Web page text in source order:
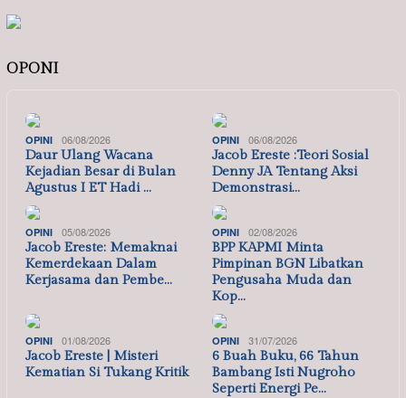
OPONI
OPINI 06/08/2026
Daur Ulang Wacana
Kejadian Besar di Bulan
Agustus I ET Hadi …
OPINI 06/08/2026
Jacob Ereste :Teori Sosial
Denny JA Tentang Aksi
Demonstrasi…
OPINI 05/08/2026
Jacob Ereste: Memaknai
Kemerdekaan Dalam
Kerjasama dan Pembe…
OPINI 02/08/2026
BPP KAPMI Minta
Pimpinan BGN Libatkan
Pengusaha Muda dan
Kop…
OPINI 01/08/2026
Jacob Ereste | Misteri
Kematian Si Tukang Kritik
OPINI 31/07/2026
6 Buah Buku, 66 Tahun
Bambang Isti Nugroho
Seperti Energi Pe…